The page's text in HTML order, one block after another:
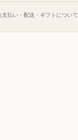
支払い・配送・ギフトについて